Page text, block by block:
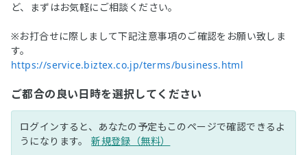
ど、まずはお気軽にご相談ください。
※お打合せに際しまして下記注意事項のご確認をお願い致しま
す。
https://service.biztex.co.jp/terms/business.html
ご都合の良い日時を選択してください
ログインすると、あなたの予定もこのページで確認できるよ
うになります。新規登録（無料）